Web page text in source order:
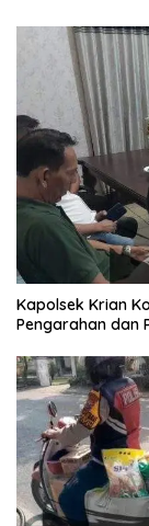
Kapolsek Krian
Pengarahan dan